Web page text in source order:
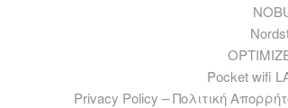
Pocket wifi
Privacy Policy – Πολιτική